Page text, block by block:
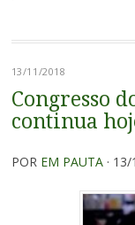
13/11/2018
Congresso
continua
POR EM PAUTA ·